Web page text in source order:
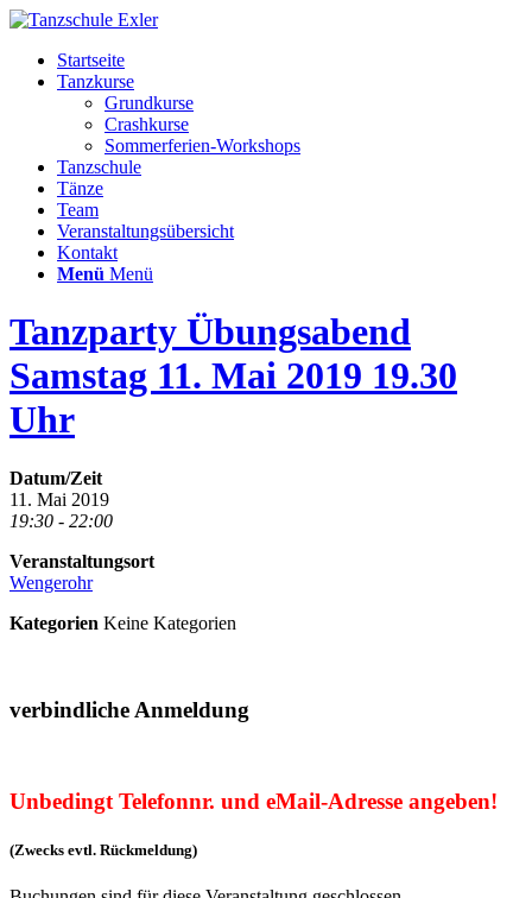
Startseite
Tanzkurse
Grundkurse
Crashkurse
Sommerferien-Workshops
Tanzschule
Tänze
Team
Veranstaltungsübersicht
Kontakt
Menü Menü
Tanzparty Übungsabend
Samstag 11. Mai 2019 19.30
Uhr
Datum/Zeit
11. Mai 2019
19:30 - 22:00
Veranstaltungsort
Wengerohr
Kategorien Keine Kategorien
verbindliche Anmeldung
Unbedingt Telefonnr. und eMail-Adresse angeben!
(Zwecks evtl. Rückmeldung)